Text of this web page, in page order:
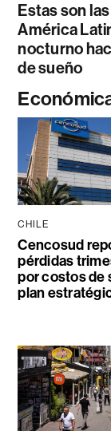
Estas son
América
nocturno
de sueño
CHILE
Cencosud
pérdidas
por costos de
plan